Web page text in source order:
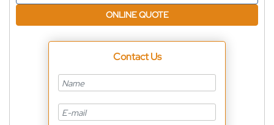
ONLINE QUOTE
Contact Us